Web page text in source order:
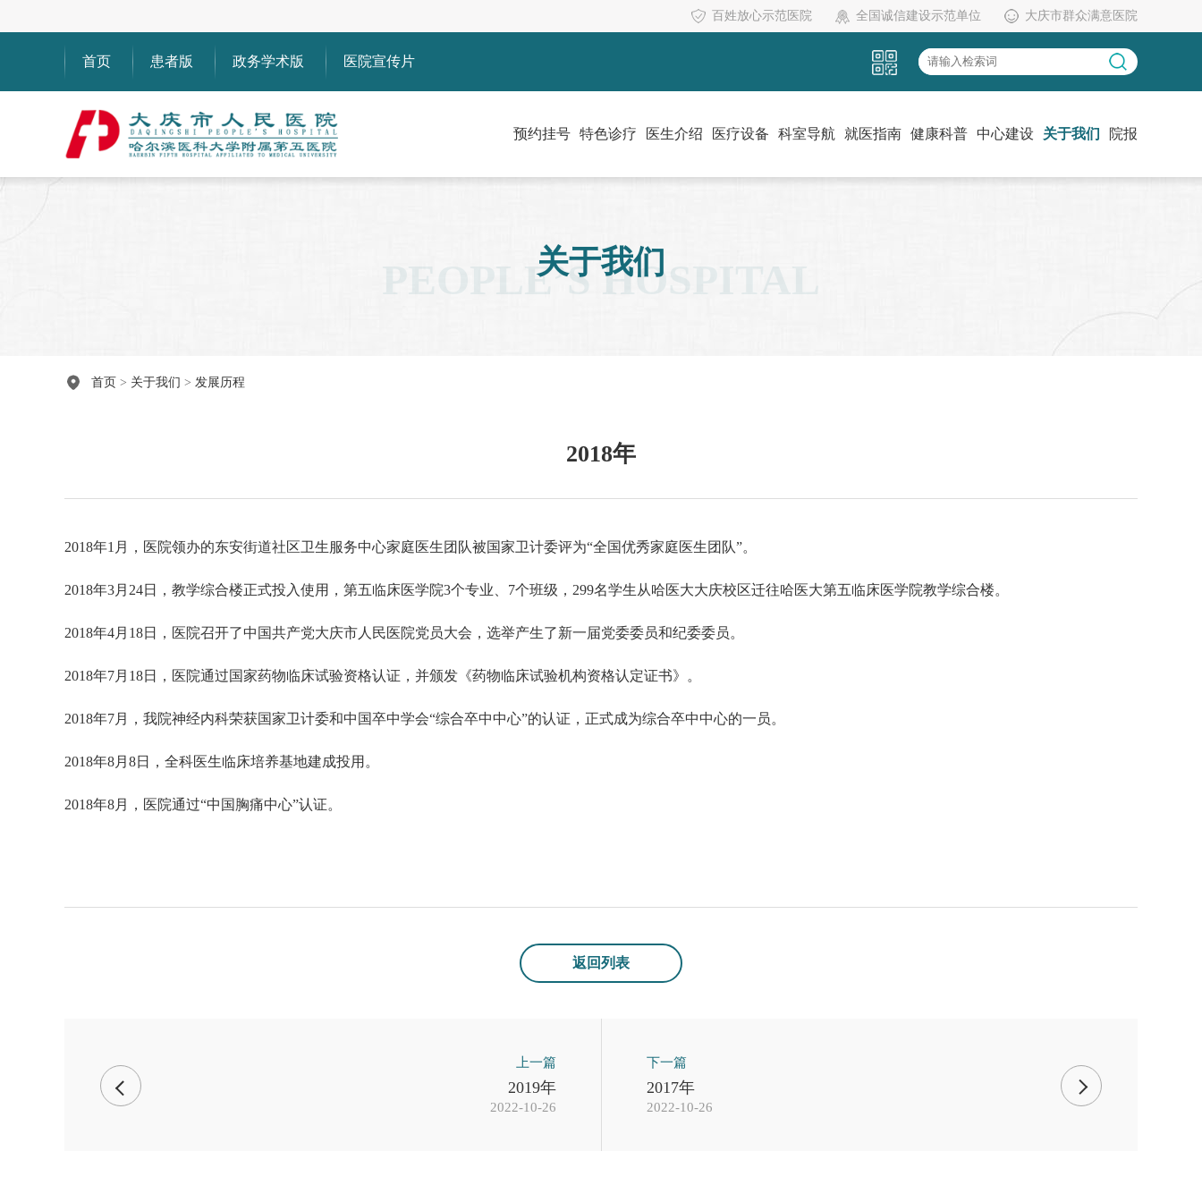
百姓放心示范医院 全国诚信建设示范单位 大庆市群众满意医院
首页 患者版 政务学术版 医院宣传片
预约挂号 特色诊疗 医生介绍 医疗设备 科室导航 就医指南 健康科普 中心建设 关于我们 院报
关于我们
PEOPLE’S HOSPITAL
首页 > 关于我们 > 发展历程
2018年
2018年1 月，医院领办的东安街道社区卫生服务中心家庭医生团队被国家卫计委评为“全国优秀家庭医生团队”。
2018年3月 24日，教学综合楼正式投入使用，第五临床医学院3个专业、 7个班级， 299名学生从哈医大大庆校区迁往哈医大第五临床医学院教学综合楼。
2018年4月 18日，医院召开了中国共产党大庆市人民医院党员大会，选举产生了新一届党委委员和纪委委员。
2018年7月 18日， 医院通过国家药物临床试验资格认证，并颁发《药物临床试验机构资格认定证书》。
2018年7月，我院神经内科荣获国家卫计委和中国卒中学会“综合卒中中心”的认证，正式成为综合卒中中心的一员。
2018年8月 8日，全科医生临床培养基地建成投用。
2018年8月，医院通过“中国胸痛中心”认证。
返回列表
上一篇
2019年
2022-10-26
下一篇
2017年
2022-10-26